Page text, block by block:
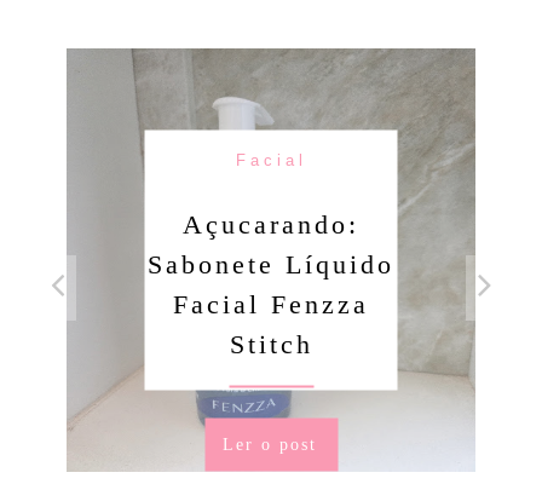
Facial
Açucarando:
Sabonete Líquido
Facial Fenzza
Stitch
Ler o post